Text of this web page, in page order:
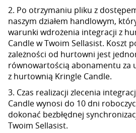
2. Po otrzymaniu pliku z
naszym działem handlowym,
warunki wdrożenia integracji z
Candle w Twoim Sellasist. Koszt
zależności od hurtowni jest
równowartością abonamentu za
z hurtownią Kringle Candle.
3. Czas realizacji zlecenia
Candle wynosi do 10 dni
dokonać bezbłędnej
Twoim Sellasist.